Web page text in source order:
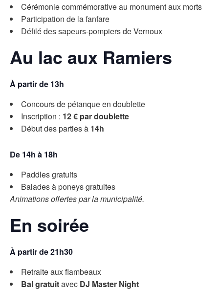
Cérémonie commémorative au monument aux morts
Participation de la fanfare
Défilé des sapeurs-pompiers de Vernoux
Au lac aux Ramiers
À partir de 13h
Concours de pétanque en doublette
Inscription : 12 € par doublette
Début des parties à 14h
De 14h à 18h
Paddles gratuits
Balades à poneys gratuites
Animations offertes par la municipalité.
En soirée
À partir de 21h30
Retraite aux flambeaux
Bal gratuitavec DJ Master Night